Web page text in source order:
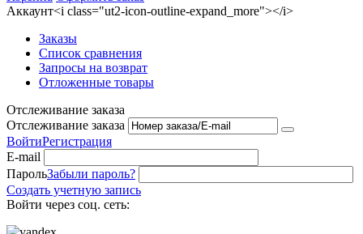
Аккаунт<i class="ut2-icon-outline-expand_more"></i>
Заказы
Список сравнения
Запросы на возврат
Отложенные товары
Отслеживание заказа
Отслеживание заказа
ВойтиРегистрация
E-mail
ПарольЗабыли пароль?
Создать учетную запись
Войти через соц. сеть: